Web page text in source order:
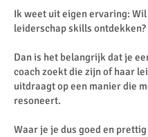
Ik weet uit eigen ervaring:
leiderschap skills ontdekken?
Dan is het belangrijk dat je
coach zoekt die zijn of haar
uitdraagt op een manier die
resoneert.
Waar je je dus goed en